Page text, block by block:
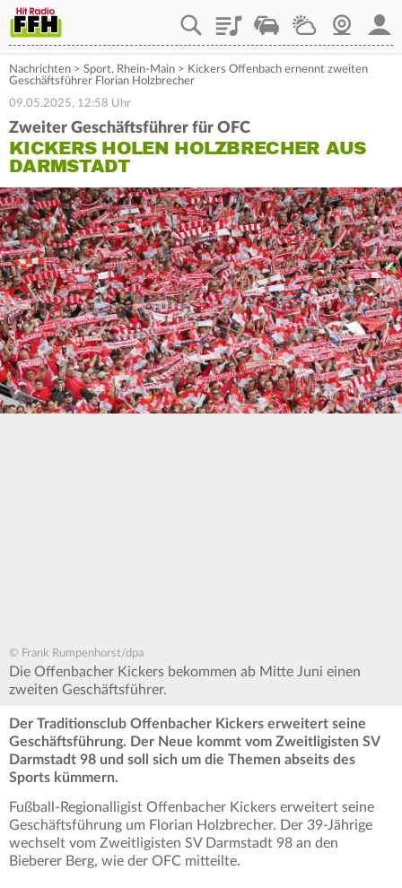
PlaylistStaupilotWetterWebcam
Nachrichten > Sport, Rhein-Main > Kickers Offenbach ernennt zweiten
Geschäftsführer Florian Holzbrecher
09.05.2025, 12:58 Uhr
Zweiter Geschäftsführer für OFC
KICKERS HOLEN HOLZBRECHER AUS
DARMSTADT
© Frank Rumpenhorst/dpa
Die Offenbacher Kickers bekommen ab Mitte Juni einen
zweiten Geschäftsführer.
Der Traditionsclub Offenbacher Kickers erweitert seine
Geschäftsführung. Der Neue kommt vom Zweitligisten SV
Darmstadt 98 und soll sich um die Themen abseits des
Sports kümmern.
Fußball-Regionalligist Offenbacher Kickers erweitert seine
Geschäftsführung um Florian Holzbrecher. Der 39-Jährige
wechselt vom Zweitligisten SV Darmstadt 98 an den
Bieberer Berg, wie der OFC mitteilte.